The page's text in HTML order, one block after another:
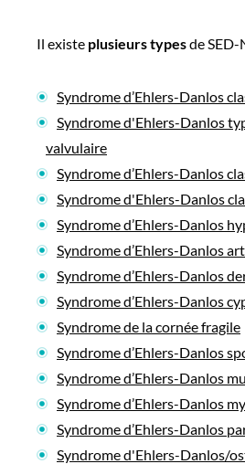
Il existe plusieurs typesde SED-
Syndrome d’Ehlers-Danlos
Syndrome d'Ehlers-Danlos
valvulaire
Syndrome d’Ehlers-Danlos
Syndrome d'Ehlers-Danlos
Syndrome d’Ehlers-Danlos
Syndrome d’Ehlers-Danlos
Syndrome d’Ehlers-Danlos
Syndrome d’Ehlers-Danlos
Syndrome de la cornée fragile
Syndrome d’Ehlers-Danlos
Syndrome d’Ehlers-Danlos
Syndrome d’Ehlers-Danlos
Syndrome d’Ehlers-Danlos
Syndrome d'Ehlers-Danlos/